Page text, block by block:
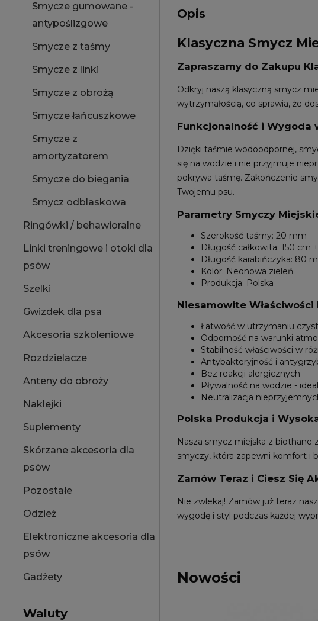
Smycze gumowane -
antypoślizgowe
Smycze z taśmy
Smycze z linki
Smycze z obrożą
Smycze łańcuszkowe
Smycze z
amortyzatorem
Smycze do biegania
Smycz odblaskowa
Ringówki / behawioralne
Linki treningowe i otoki dla
psów
Szelki
Gwizdek dla psa
Akcesoria szkoleniowe
Rozdzielacze
Anteny do obroży
Naklejki
Suplementy
Skórzane akcesoria dla
psów
Pozostałe
Odzież
Elektroniczne akcesoria dla
psów
Gadżety
Waluty
Opis
Klasyczna Smycz
Zapraszamy do Zakupu
Odkryj naszą klasyczną smycz
wytrzymałością, co sprawia, że
Funkcjonalność i Wygoda
Dzięki taśmie wodoodpornej,
się na wodzie i nie przyjmuje
pokrywa taśmę. Zakończenie
Twojemu psu.
Parametry Smyczy
Szerokość taśmy: 20 mm
Długość całkowita: 150 cm
Długość karabińczyka: 80
Kolor: Neonowa zieleń
Produkcja: Polska
Niesamowite Właściwości
Łatwość w utrzymaniu
Odporność na warunki
Stabilność właściwości w
Antybakteryjność i
Bez reakcji alergicznych
Pływalność na wodzie -
Neutralizacja
Polska Produkcja i
Nasza smycz miejska z biothane
smyczy, która zapewni komfort i
Zamów Teraz i Ciesz Się
Nie zwlekaj! Zamów już teraz
wygodę i styl podczas każdej
Nowości